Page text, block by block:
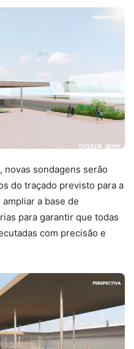
sondagens serão
do traçado previsto para a
a base de
para garantir que todas
com precisão e